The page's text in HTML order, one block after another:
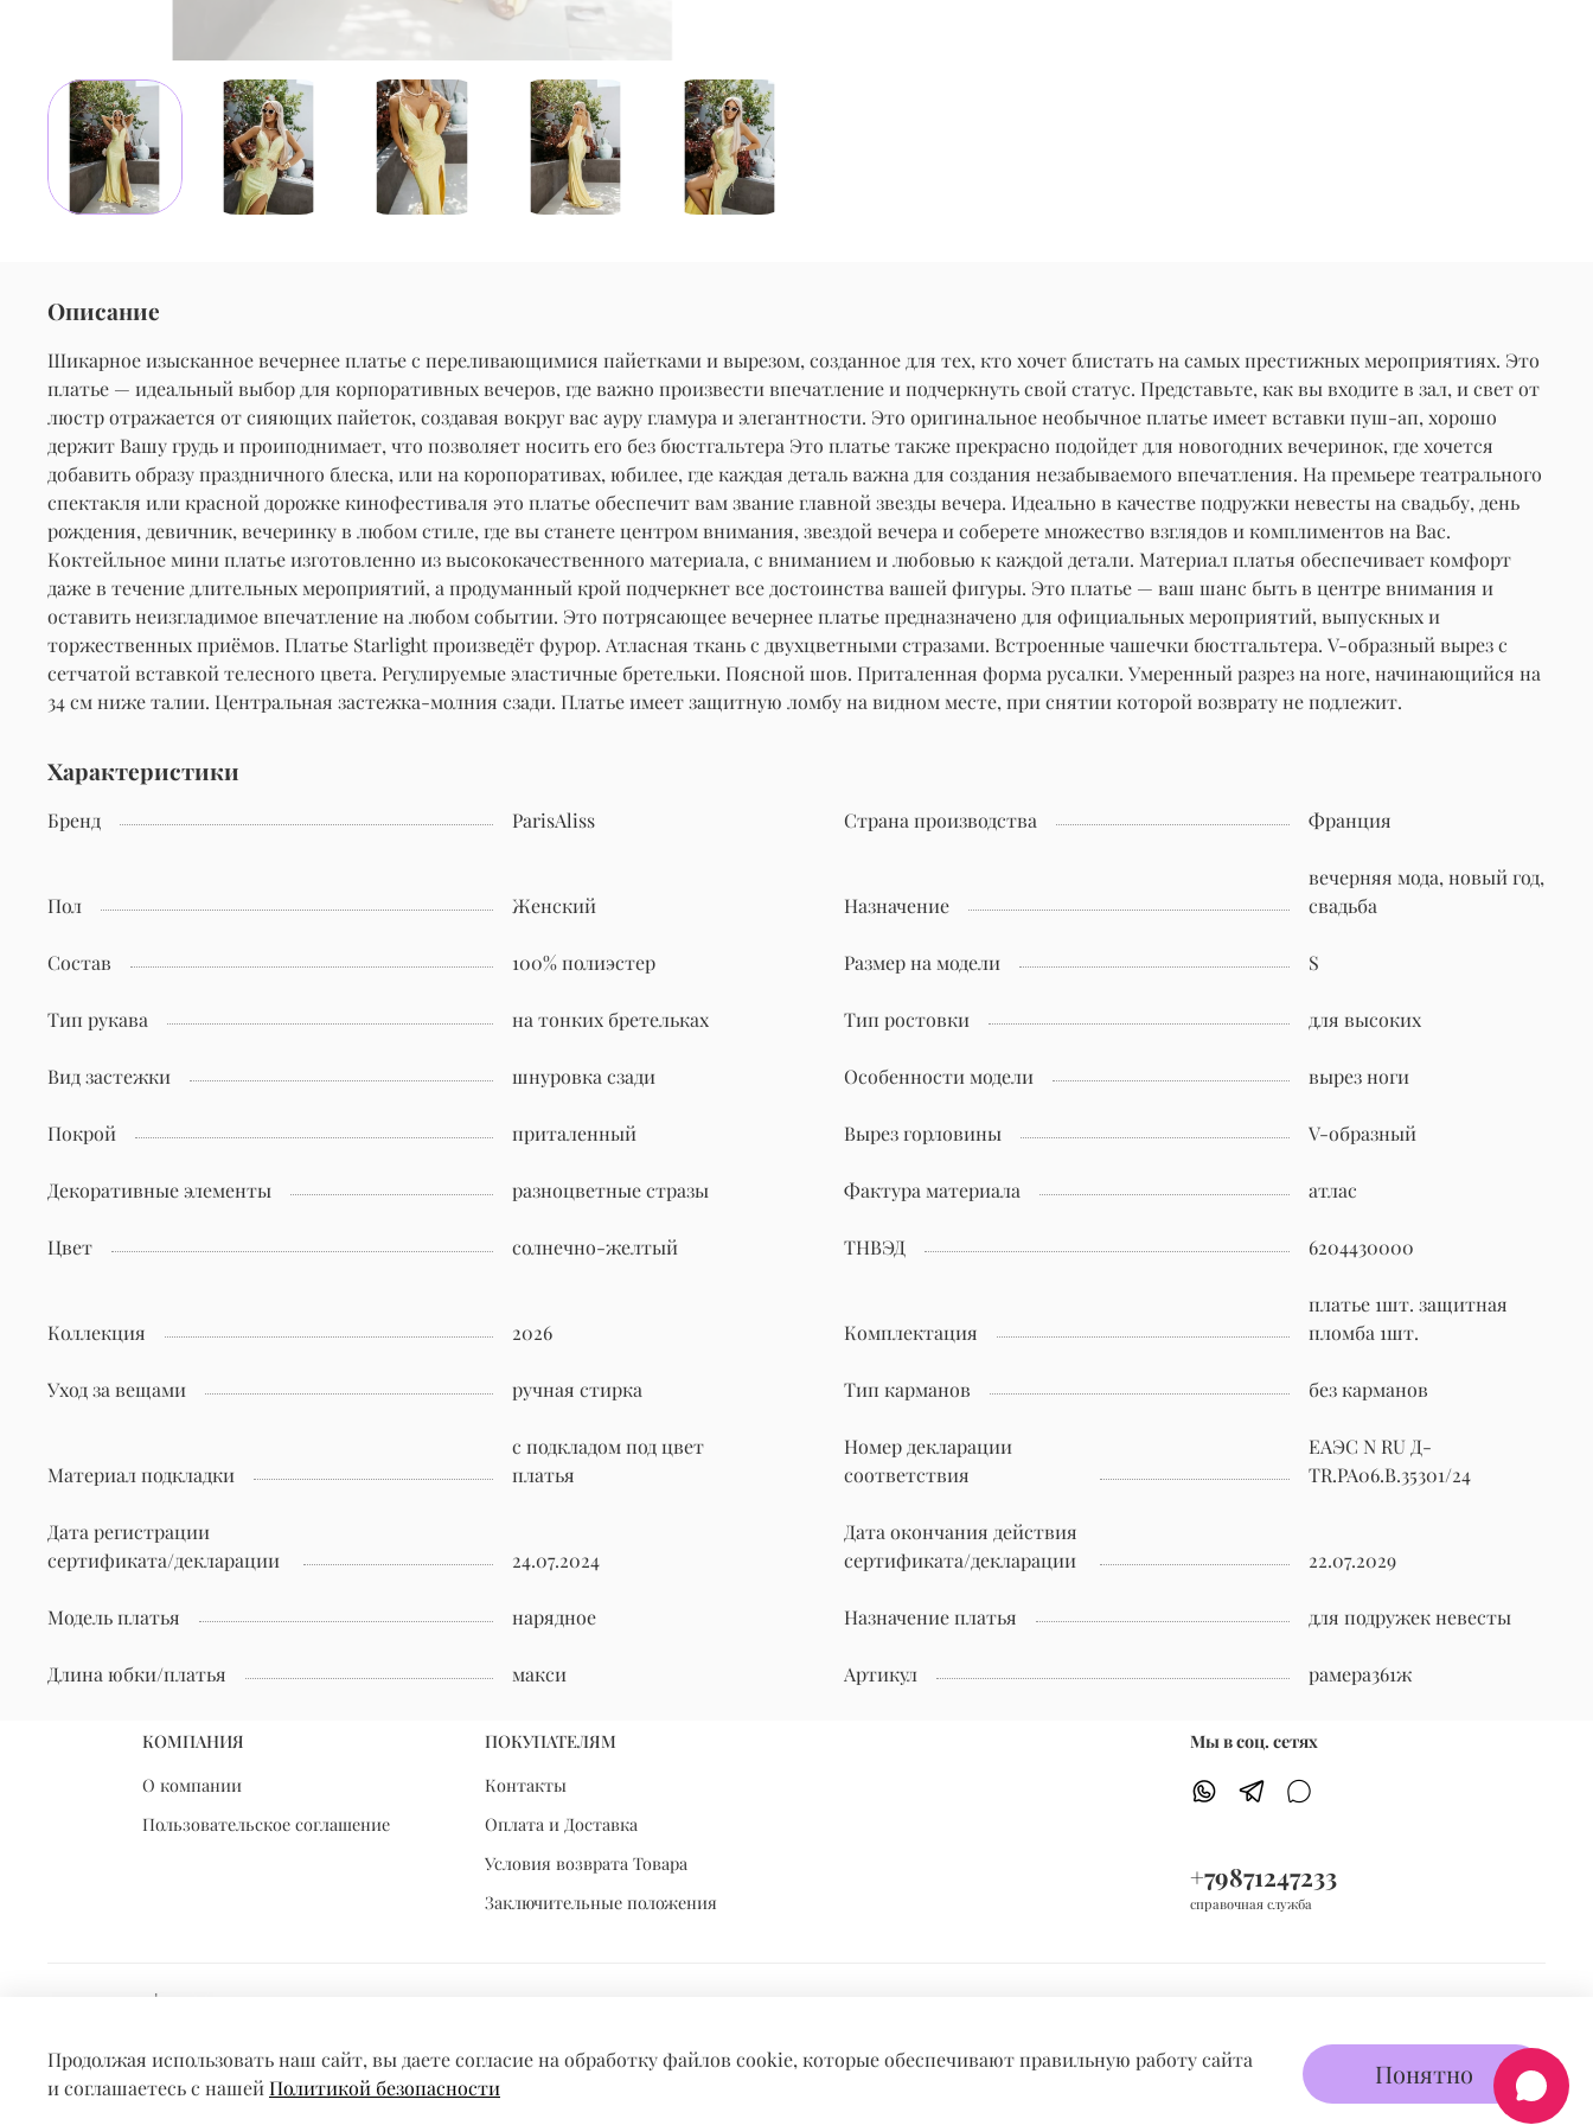
Описание
Шикарное изысканное вечернее платье с переливающимися пайетками и вырезом, созданное для тех, кто хочет блистать на самых престижных мероприятиях. Это
платье — идеальный выбор для корпоративных вечеров, где важно произвести впечатление и подчеркнуть свой статус. Представьте, как вы входите в зал, и свет от
люстр отражается от сияющих пайеток, создавая вокруг вас ауру гламура и элегантности. Это оригинальное необычное платье имеет вставки пуш-ап, хорошо
держит Вашу грудь и проиподнимает, что позволяет носить его без бюстгальтера Это платье также прекрасно подойдет для новогодних вечеринок, где хочется
добавить образу праздничного блеска, или на коропоративах, юбилее, где каждая деталь важна для создания незабываемого впечатления. На премьере театрального
спектакля или красной дорожке кинофестиваля это платье обеспечит вам звание главной звезды вечера. Идеально в качестве подружки невесты на свадьбу, день
рождения, девичник, вечеринку в любом стиле, где вы станете центром внимания, звездой вечера и соберете множество взглядов и комплиментов на Вас.
Коктейльное мини платье изготовленно из высококачественного материала, с вниманием и любовью к каждой детали. Материал платья обеспечивает комфорт
даже в течение длительных мероприятий, а продуманный крой подчеркнет все достоинства вашей фигуры. Это платье — ваш шанс быть в центре внимания и
оставить неизгладимое впечатление на любом событии. Это потрясающее вечернее платье предназначено для официальных мероприятий, выпускных и
торжественных приёмов. Платье Starlight произведёт фурор. Атласная ткань с двухцветными стразами. Встроенные чашечки бюстгальтера. V-образный вырез с
сетчатой вставкой телесного цвета. Регулируемые эластичные бретельки. Поясной шов. Приталенная форма русалки. Умеренный разрез на ноге, начинающийся на
34 см ниже талии. Центральная застежка-молния сзади. Платье имеет защитную ломбу на видном месте, при снятии которой возврату не подлежит.
Характеристики
Бренд ParisAliss Страна производства Франция
Пол Женский Назначение
вечерняя мода, новый год,
свадьба
Состав 100% полиэстер Размер на модели S
Тип рукава на тонких бретельках Тип ростовки для высоких
Вид застежки шнуровка сзади Особенности модели вырез ноги
Покрой приталенный Вырез горловины V-образный
Декоративные элементы разноцветные стразы Фактура материала атлас
Цвет солнечно-желтый ТНВЭД 6204430000
Коллекция 2026 Комплектация
платье 1шт. защитная
пломба 1шт.
Уход за вещами ручная стирка Тип карманов без карманов
Материал подкладки
с подкладом под цвет
платья
Номер декларации
соответствия
ЕАЭС N RU Д-
TR.РА06.В.35301/24
Дата регистрации
сертификата/декларации
24.07.2024
Дата окончания действия
сертификата/декларации
22.07.2029
Модель платья нарядное Назначение платья для подружек невесты
Длина юбки/платья макси Артикул рамера361ж
КОМПАНИЯ
О компании
Пользовательское соглашение
ПОКУПАТЕЛЯМ
Контакты
Оплата и Доставка
Условия возврата Товара
Заключительные положения
Мы в соц. сетях
+79871247233
справочная служба
Продолжая использовать наш сайт, вы даете согласие на обработку файлов cookie, которые обеспечивают правильную работу сайта
и соглашаетесь с нашей Политикой безопасности Понятно